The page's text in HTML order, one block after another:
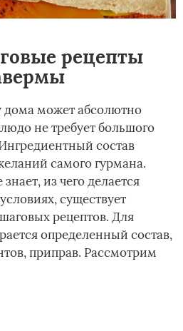
рецепты
дома может абсолютно
не требует большого
состав
самого гурмана.
из чего делается
существует
рецептов. Для
определенный состав,
приправ. Рассмотрим